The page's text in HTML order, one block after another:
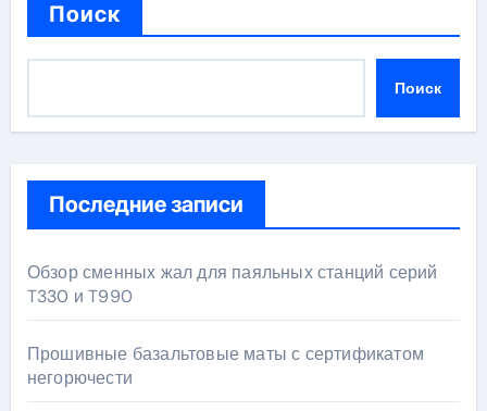
Поиск
Поиск
Последние записи
Обзор сменных жал для паяльных станций серий
T330 и T990
Прошивные базальтовые маты с сертификатом
негорючести